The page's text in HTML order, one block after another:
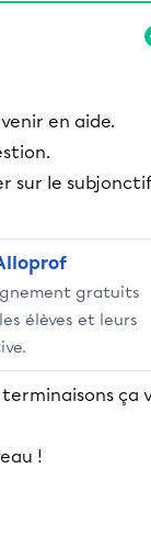
en aide.
sur le
gratuits
élèves et leurs
ça
!